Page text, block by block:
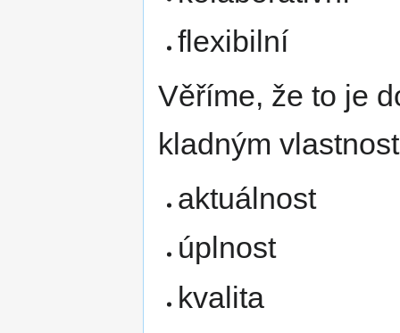
flexibilní
Věříme, že to je
kladným
aktuálnost
úplnost
kvalita